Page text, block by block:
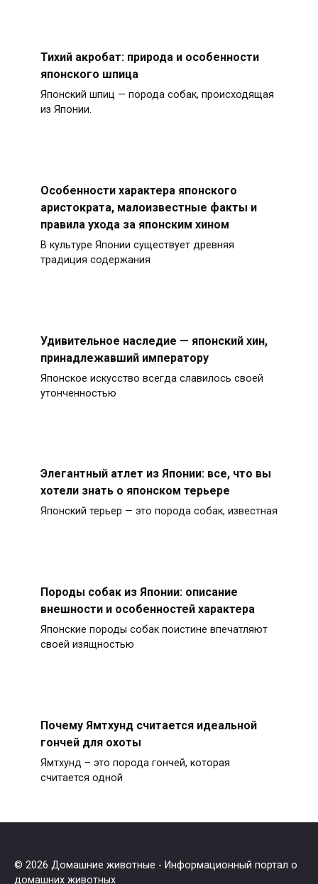
Тихий акробат: природа и особенности
японского шпица
Японский шпиц — порода собак, происходящая
из Японии.
Особенности характера японского
аристократа, малоизвестные факты и
правила ухода за японским хином
В культуре Японии существует древняя
традиция содержания
Удивительное наследие — японский хин,
принадлежавший императору
Японское искусство всегда славилось своей
утонченностью
Элегантный атлет из Японии: все, что вы
хотели знать о японском терьере
Японский терьер — это порода собак, известная
Породы собак из Японии: описание
внешности и особенностей характера
Японские породы собак поистине впечатляют
своей изящностью
Почему Ямтхунд считается идеальной
гончей для охоты
Ямтхунд – это порода гончей, которая
считается одной
© 2026 Домашние животные - Информационный портал о
домашних животных